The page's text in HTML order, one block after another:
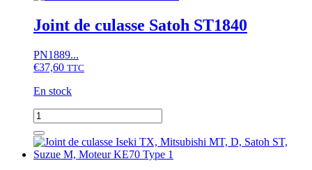
culasse
Mitsubishi
MT370,
Iseki
Satoh
ST1100,
Moteur
KE55
Joint de culasse Satoh ST1840
PN1889...
€37,60 TTC
En stock
quantité
de
Joint
de